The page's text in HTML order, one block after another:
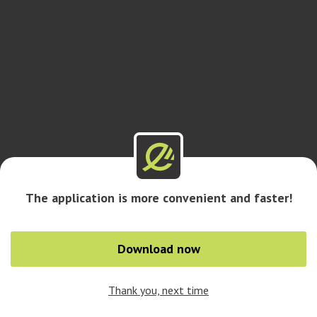
0
The application is more convenient and faster!
Download now
Thank you, next time